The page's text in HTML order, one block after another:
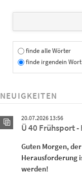
Suchbegriffe
finde alle Wörter
finde irgendein Wort
NEUIGKEITEN
20.07.2026 13:56
Ü 40 Frühsport -
Guten Morgen,
Herausforderung
werden!